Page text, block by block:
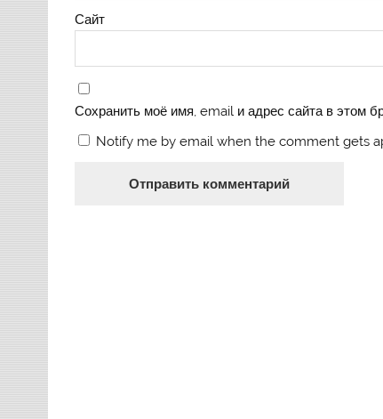
Сайт
Сохранить моё имя, email и адрес сайта в этом
Notify me by email when the comment gets